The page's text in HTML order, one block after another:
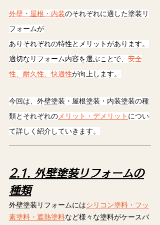
外壁・屋根・内装のそれぞれに適した塗装リ
フォームが
ありそれぞれの特性とメリットがあります。
適切なリフォーム内容を選ぶことで、 安全
性、耐久性、快適性が向上します。
今回は、外壁塗装・屋根塗装・内装塗装の種
類とそれぞれの メリット・デメリット につい
て詳しく紹介していきます。
2.1. 外壁塗装リフォームの
種類
外壁塗装リフォームにはシリコン塗料・フッ
素塗料・遮熱塗料など様々な塗料がケースバ